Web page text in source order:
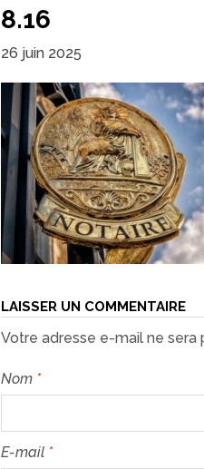
8.16
26 juin 2025
LAISSER UN COMMENTAIRE
Votre adresse e-mail ne sera
Nom *
E-mail *